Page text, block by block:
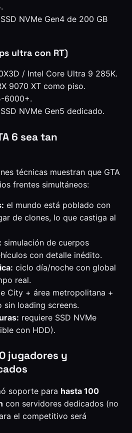
SSD NVMe Gen4 de 200 GB
ultra con RT)
/ Intel Core Ultra 9 285K.
9070 XT como piso.
6000+.
SSD NVMe Gen5 dedicado.
6 sea tan
técnicas muestran que GTA
frentes simultáneos:
el mundo está poblado con
de clones, lo que castiga al
simulación de cuerpos
con detalle inédito.
ciclo día/noche con global
real.
City + área metropolitana +
sin loading screens.
requiere SSD NVMe
con HDD).
jugadores y
soporte para hasta 100
con servidores dedicados (no
el competitivo será